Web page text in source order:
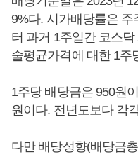
9%다. 시가배당률은
터 과거 1주일간 코스
술평균가격에 대한 1주
1주당 배당금은 950원
원이다. 전년도보다 각
다만 배당성향(배당금